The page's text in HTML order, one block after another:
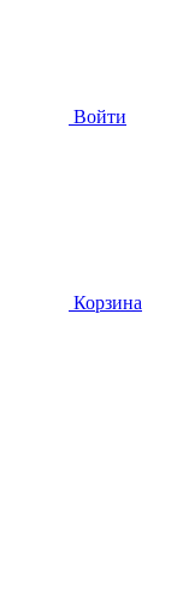
Войти
Корзина